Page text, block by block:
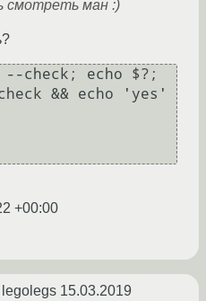
смотреть ман :)
--check; echo $?;
&& echo 'yes'
+00:00
legolegs 15.03.2019